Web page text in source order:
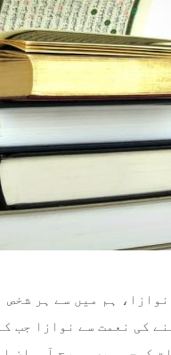
ہم میں سے ہر
کی نعمت سے نوازا جب